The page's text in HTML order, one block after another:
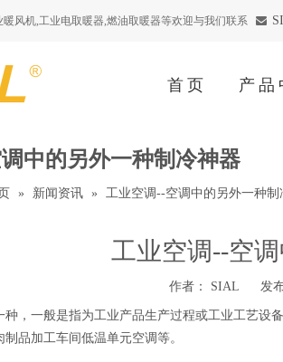
风机,工业电取暖器,燃油取暖器等欢迎与我们联系 
首页 产品
中的另外一种制冷神器
» 新闻资讯 » 工业空调--空调中的另外一种制
工业空调--空
作者： SIAL 发布
种，一般是指为工业产品生产过程或工业工艺设
品加工车间低温单元空调等。